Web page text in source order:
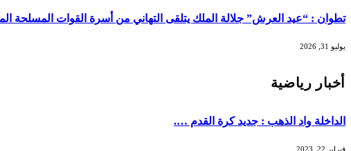
تطوان : “عيد العرش” جلالة الملك يتلقى التهاني من أسرة القوات المسلحة
يوليو 31, 2026
أخبار رياضية
الداخلة واد الذهب : جديد كرة القدم ….
فبراير 22, 2023